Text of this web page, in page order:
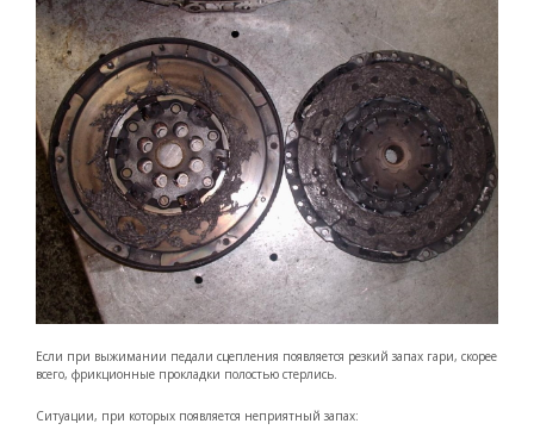
Если при выжимании педали сцепления появляется резкий запах гари, скорее
всего, фрикционные прокладки полостью стерлись.
Ситуации, при которых появляется неприятный запах: